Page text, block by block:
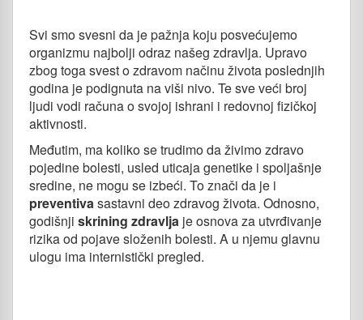
Svi smo svesni da je pažnja koju posvećujemo
organizmu najbolji odraz našeg zdravlja. Upravo
zbog toga svest o zdravom načinu života poslednjih
godina je podignuta na viši nivo. Te sve veći broj
ljudi vodi računa o svojoj ishrani i redovnoj fizičkoj
aktivnosti.
Međutim, ma koliko se trudimo da živimo zdravo
pojedine bolesti, usled uticaja genetike i spoljašnje
sredine, ne mogu se izbeći. To znači da je i
preventivasastavni deo zdravog života. Odnosno,
godišnji skrining zdravlja je osnova za utvrđivanje
rizika od pojave složenih bolesti. A u njemu glavnu
ulogu ima internistički pregled.